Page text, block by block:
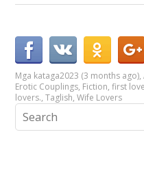
Mga kataga2023 (3 months ago),
Erotic Couplings, Fiction,first love
lovers.,Taglish,Wife Lovers